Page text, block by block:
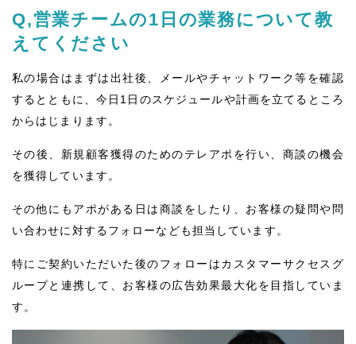
Q,営業チームの1日の業務について教
えてください
私の場合はまずは出社後、メールやチャットワーク等を確認
するとともに、今日1日のスケジュールや計画を立てるところ
からはじまります。
その後、新規顧客獲得のためのテレアポを行い、商談の機会
を獲得しています。
その他にもアポがある日は商談をしたり、お客様の疑問や問
い合わせに対するフォローなども担当しています。
特にご契約いただいた後のフォローはカスタマーサクセスグ
ループと連携して、お客様の広告効果最大化を目指していま
す。